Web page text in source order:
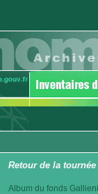
Retour de la tournée
Album du fonds